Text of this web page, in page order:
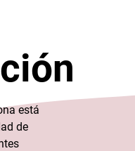
está
de